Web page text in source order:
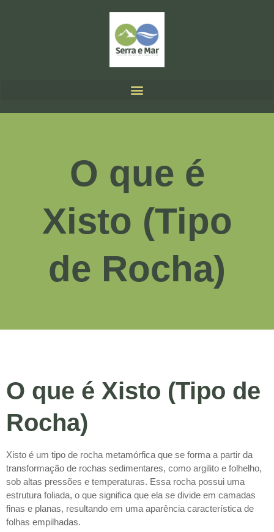
O que é
Xisto (Tipo
de Rocha)
O que é Xisto (Tipo de
Rocha)
Xisto é um tipo de rocha metamórfica que se forma a partir da
transformação de rochas sedimentares, como argilito e folhelho,
sob altas pressões e temperaturas. Essa rocha possui uma
estrutura foliada, o que significa que ela se divide em camadas
finas e planas, resultando em uma aparência característica de
folhas empilhadas.